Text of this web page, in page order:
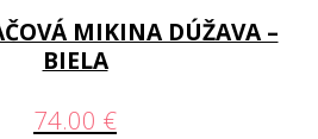
MIKINA DÚŽAVA –
BIELA
74.00 €